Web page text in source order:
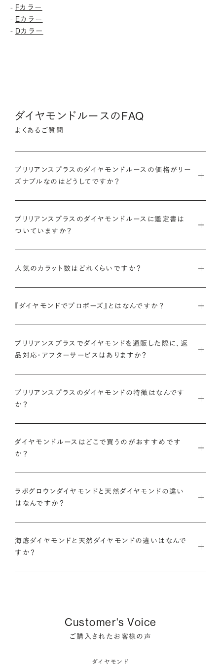
- Fカラー
- Eカラー
- Dカラー
ダイヤモンドルースのFAQ
よくあるご質問
ブリリアンスプラスのダイヤモンドルースの価格がリー
ズナブルなのはどうしてですか？
お届けすることで、中間マージンを大幅に省き、最適な価格と豊
富なバリエーションを実現しています。
想いを託すのにふさわしい高品質な輝きを、多くの方にご提供
ブリリアンスプラスのダイヤモンドルースに鑑定書は
ついていますか？
大手鑑定機関（第三者鑑定機関）が発行した鑑定書（ダイヤモン
さらに、ブリリアンスプラスでは自社で検査を実施し、独自に設
人気のカラット数はどれくらいですか？
さを兼ね備えた0.300〜0.399カラットが人気ですが、最近で
ブリリアンスプラスのダイヤモンド人気ランキングを見る
また、ブリリアンスプラスではお相手のお誕生日など、思い入れ
のある日付にちなんだカラット数にする『アニバーサリーダイヤ
アニバーサリーダイヤモンドについて
『ダイヤモンドでプロポーズ』とはなんですか？
成功したらパートナーと一緒に婚約指輪やネックレスのデザイ
ンを選ぶ、新しいプロポーズの形です。
ご用意しているため、思い出の日にちなんだカラット数のダイヤ
モンドや、ペアシェイプやエメラルドカットなどお相手の印象に
ダイヤモンドでプロポーズについて
ロポーズを叶えるために、オリジナルのギフトボックスの『サプ
ブリリアンスプラスでダイヤモンドを通販した際に、返
品対応・アフターサービスはありますか？
間の返品保証を設けています。
愛用いただけるよう、充実したアフターケアサービスもご用意し
ております。
※商品の種類や状態などにより、サービスを承れない場合がご
ざいます。予めご了承ください
アフターサービスについて
ブリリアンスプラスのダイヤモンドの特徴はなんです
か？
種類、品質、価格に至るまで、あらゆる価値観に合う多様なダイ
ヤモンドをご用意しています。一般的な天然のラウンドシェイプ
・業界の当たり前にとらわれない適正価格と透明性
を実現。一石ごとの価格・品質情報もすべて公開しています。
・婚約指輪・婚約ネックレスに留める一石を自分で選べる
も納得するあなただけの一石を探し婚約指輪・婚約ネックレス
をオーダーしていただけます。
ダイヤモンドルースはどこで買うのがおすすめです
か？
ドや店舗を選ぶことをおすすめします。
ことは非常に重要です。鑑定書はブランドや店舗が独自に発行
するものではなく、信頼のおける第三者鑑定機関によって発行
が可能かも確認しておきたいポイントです。
ダイヤモンドの品質に正解はありません。すべてにおいて最高
ラボグロウンダイヤモンドと天然ダイヤモンドの違い
はなんですか？
「生み出される環境」と「生成されるまでにかかる時間」です。
どちらも単一元素（炭素）で出来ているため、物理的にも光学的
海底ダイヤモンドと天然ダイヤモンドの違いはなんで
すか？
海底ダイヤモンドは、環境負荷とスタッフの安全に配慮した採
Customer's Voice
ご購入されたお客様の声
ダイヤモンド